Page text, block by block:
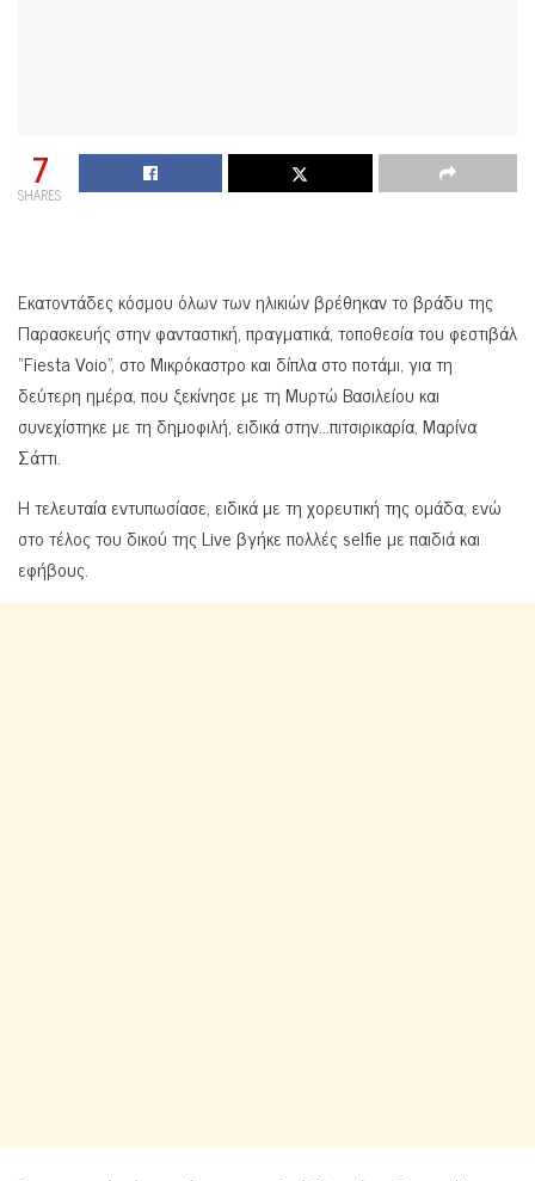
7
SHARES
Εκατοντάδες κόσμου όλων των ηλικιών βρέθηκαν το βράδυ της
Παρασκευής στην φανταστική, πραγματικά, τοποθεσία του φεστιβάλ
“Fiesta Voio”, στο Μικρόκαστρο και δίπλα στο ποτάμι, για τη
δεύτερη ημέρα, που ξεκίνησε με τη Μυρτώ Βασιλείου και
συνεχίστηκε με τη δημοφιλή, ειδικά στην…πιτσιρικαρία, Μαρίνα
Σάττι.
Η τελευταία εντυπωσίασε, ειδικά με τη χορευτική της ομάδα, ενώ
στο τέλος του δικού της Live βγήκε πολλές selfie με παιδιά και
εφήβους.